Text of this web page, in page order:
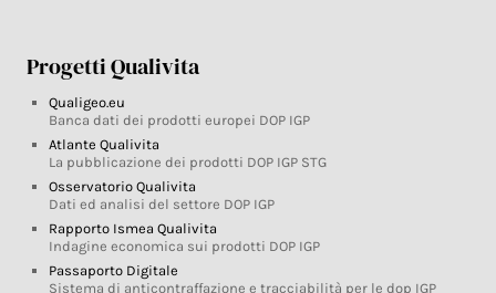
Progetti Qualivita
Qualigeo.eu
Banca dati dei prodotti europei DOP IGP
Atlante Qualivita
La pubblicazione dei prodotti DOP IGP STG
Osservatorio Qualivita
Dati ed analisi del settore DOP IGP
Rapporto Ismea Qualivita
Indagine economica sui prodotti DOP IGP
Passaporto Digitale
Sistema di anticontraffazione e tracciabilità per le dop IGP